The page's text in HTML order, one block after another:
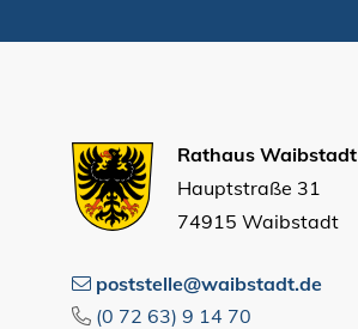
Rathaus Waibstadt
Hauptstraße 31
74915 Waibstadt
poststelle@waibstadt.de
(0 72 63) 9 14 70